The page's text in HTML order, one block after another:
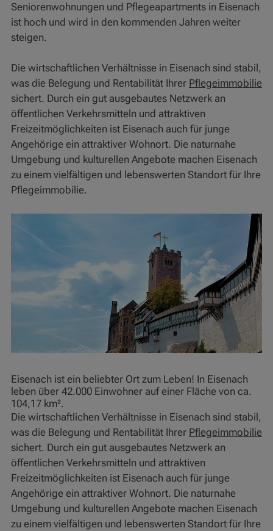
Seniorenwohnungen und Pflegeapartments in Eisenach
ist hoch und wird in den kommenden Jahren weiter
steigen.
Die wirtschaftlichen Verhältnisse in Eisenach sind stabil,
was die Belegung und Rentabilität Ihrer Pflegeimmobilie
sichert. Durch ein gut ausgebautes Netzwerk an
öffentlichen Verkehrsmitteln und attraktiven
Freizeitmöglichkeiten ist Eisenach auch für junge
Angehörige ein attraktiver Wohnort. Die naturnahe
Umgebung und kulturellen Angebote machen Eisenach
zu einem vielfältigen und lebenswerten Standort für Ihre
Pflegeimmobilie.
Eisenach ist ein beliebter Ort zum Leben! In Eisenach
leben über 42.000 Einwohner auf einer Fläche von ca.
104,17 km².
Die wirtschaftlichen Verhältnisse in Eisenach sind stabil,
was die Belegung und Rentabilität Ihrer Pflegeimmobilie
sichert. Durch ein gut ausgebautes Netzwerk an
öffentlichen Verkehrsmitteln und attraktiven
Freizeitmöglichkeiten ist Eisenach auch für junge
Angehörige ein attraktiver Wohnort. Die naturnahe
Umgebung und kulturellen Angebote machen Eisenach
zu einem vielfältigen und lebenswerten Standort für Ihre